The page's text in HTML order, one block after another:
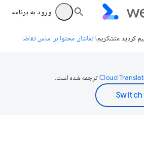
ورود به برنامه
تماشای محتوا بر اساس تقاضا
ترجمه شده است.